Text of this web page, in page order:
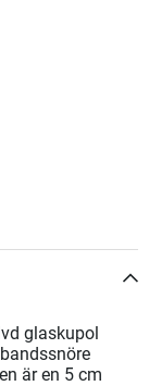
glaskupol
är en 5 cm